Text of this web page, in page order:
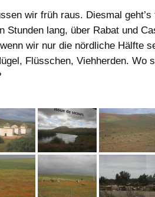
wir früh raus. Diesmal
Stunden lang, über Rabat und
wir nur die nördliche Hälfte
Flüsschen, Viehherden. Wo